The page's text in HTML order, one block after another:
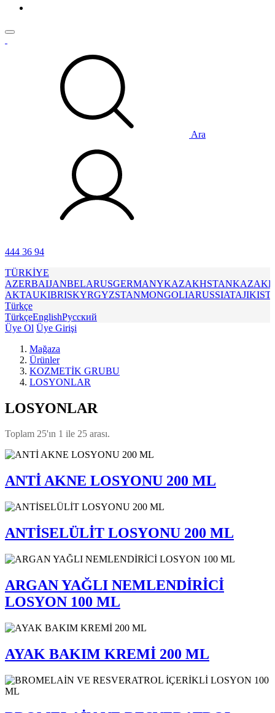
Ara
444 36 94
TÜRKİYE
AZERBAIJANBELARUSGERMANYKAZAKHSTAN
AKTAUKIBRISKYRGYZSTANMONGOLIARUSSIA
Türkçe
TürkçeEnglishРусский
Üye Ol Üye Girişi
Mağaza
Ürünler
KOZMETİK GRUBU
LOSYONLAR
LOSYONLAR
Toplam 25'ın 1 ile 25 arası.
ANTİ AKNE LOSYONU 200 ML
ANTİSELÜLİT LOSYONU 200 ML
ARGAN YAĞLI NEMLENDİRİCİ
LOSYON 100 ML
AYAK BAKIM KREMİ 200 ML